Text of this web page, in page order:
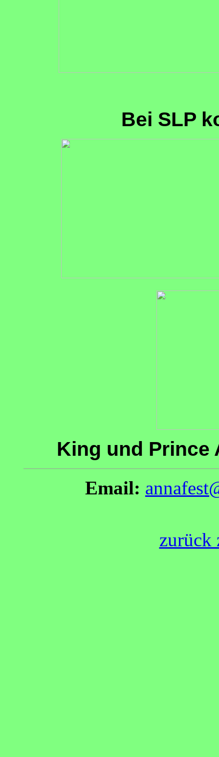
Bei SLP
King und Prince
Email:
zurück